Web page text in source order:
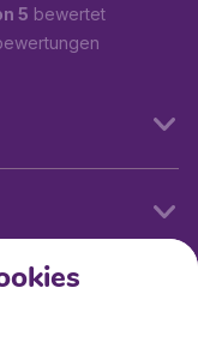
5 bewertet